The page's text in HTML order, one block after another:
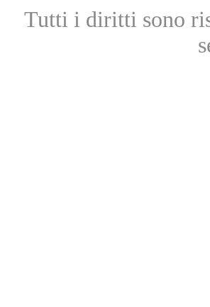
Tutti i diritti sono